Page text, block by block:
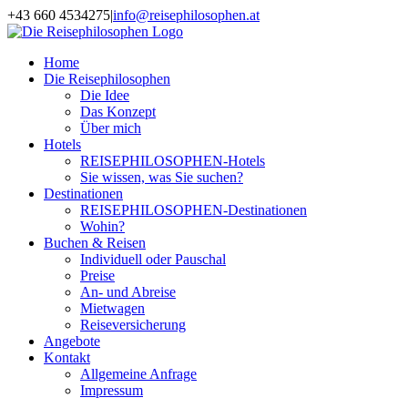
Zum
Inhalt
+43 660 4534275|info@reisephilosophen.at
Facebook
Instagram
LinkedIn
Pinterest
Home
Die Reisephilosophen
Die Idee
Das Konzept
Über mich
Hotels
REISEPHILOSOPHEN-Hotels
Sie wissen, was Sie suchen?
Destinationen
REISEPHILOSOPHEN-Destinationen
Wohin?
Buchen & Reisen
Individuell oder Pauschal
Preise
An- und Abreise
Mietwagen
Reiseversicherung
Angebote
Kontakt
Allgemeine Anfrage
Impressum